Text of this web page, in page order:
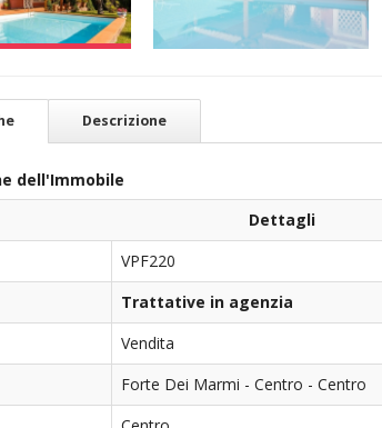
Descrizione
dell'Immobile
Dettagli
VPF220
Trattative in agenzia
Vendita
Forte Dei Marmi - Centro - Centro